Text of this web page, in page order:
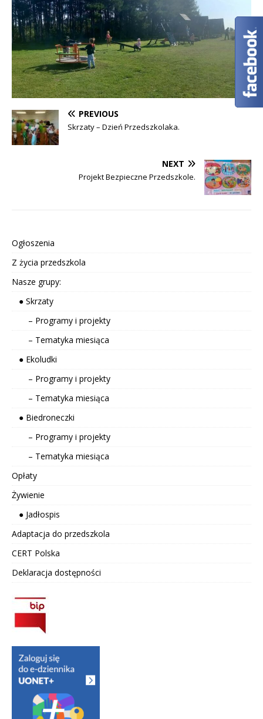
PREVIOUS
Skrzaty – Dzień Przedszkolaka.
NEXT
Projekt Bezpieczne Przedszkole.
Ogłoszenia
Z życia przedszkola
Nasze grupy:
● Skrzaty
– Programy i projekty
– Tematyka miesiąca
● Ekoludki
– Programy i projekty
– Tematyka miesiąca
● Biedroneczki
– Programy i projekty
– Tematyka miesiąca
Opłaty
Żywienie
● Jadłospis
Adaptacja do przedszkola
CERT Polska
Deklaracja dostępności